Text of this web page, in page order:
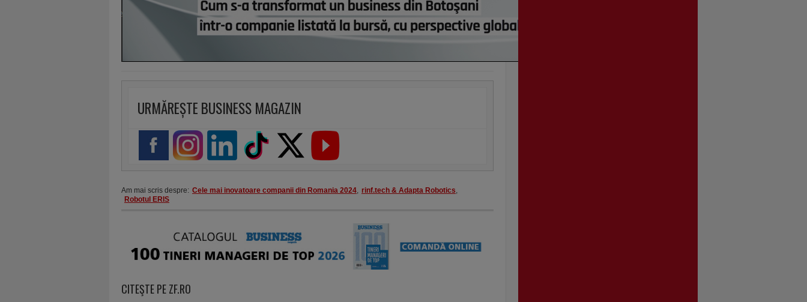
URMĂREȘTE BUSINESS MAGAZIN
Am mai scris despre: Cele mai inovatoare companii din Romania 2024, rinf.tech & Adapta Robotics,
Robotul ERIS
CITEŞTE PE ZF.RO